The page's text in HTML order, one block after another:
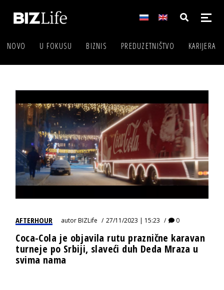
NOVO U FOKUSU BIZNIS PREDUZETNIŠTVO KARIJERA
AFTERHOUR autorBIZLife 27/11/2023 | 15:23 0
Coca-Cola je objavila rutu praznične karavan
turneje po Srbiji, slaveći duh Deda Mraza u
svima nama